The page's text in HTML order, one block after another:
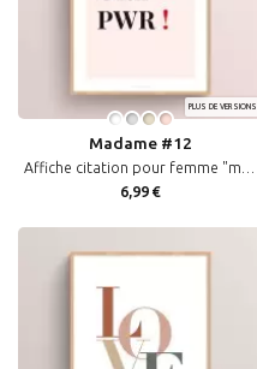
PLUS DE VERSIONS
Madame #12
6,99 €